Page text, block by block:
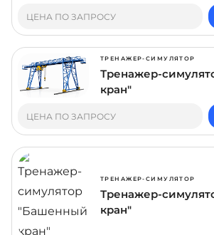
ЦЕНА ПО ЗАПРОСУ
ТРЕНАЖЕР-СИМУЛЯТОР
Тренажер-
кран"
ЦЕНА ПО ЗАПРОСУ
ТРЕНАЖЕР-СИМУЛЯТОР
Тренажер-
кран"